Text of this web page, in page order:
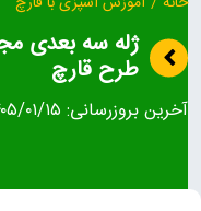
ژله سه بعدی
طرح قارچ
آخرین بروزرسانی: ۱۴۰۵/